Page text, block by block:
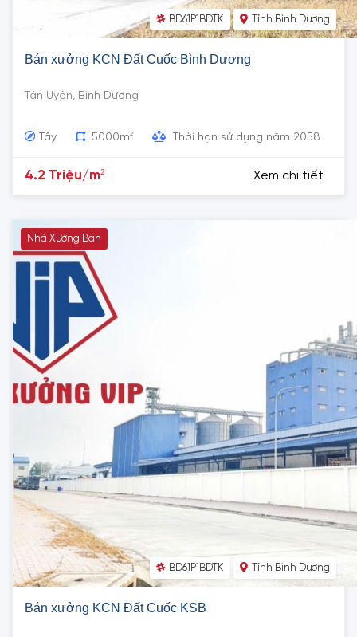
BD61P1BDTK Tỉnh Bình Dương
Bán xưởng KCN Đất Cuốc Bình Dương
Tân Uyên, Bình Dương
Tây 5000m2 Thời hạn sử dụng năm 2058
4.2 Triệu/m2 Xem chi tiết
Nhà Xưởng Bán
BD61P1BDTK Tỉnh Bình Dương
Bán xưởng KCN Đất Cuốc KSB